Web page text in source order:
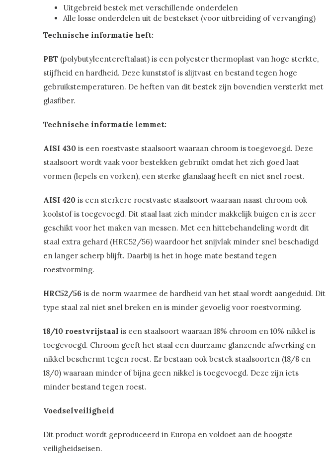
Uitgebreid bestek met verschillende onderdelen
Alle losse onderdelen uit de bestekset (voor uitbreiding of vervanging)
Technische informatie heft:
PBT (polybutyleentereftalaat) is een polyester thermoplast van hoge sterkte,
stijfheid en hardheid. Deze kunststof is slijtvast en bestand tegen hoge
gebruikstemperaturen. De heften van dit bestek zijn bovendien versterkt met
glasfiber.
Technische informatie lemmet:
AISI 430 is een roestvaste staalsoort waaraan chroom is toegevoegd. Deze
staalsoort wordt vaak voor bestekken gebruikt omdat het zich goed laat
vormen (lepels en vorken), een sterke glanslaag heeft en niet snel roest.
AISI 420 is een sterkere roestvaste staalsoort waaraan naast chroom ook
koolstof is toegevoegd. Dit staal laat zich minder makkelijk buigen en is zeer
geschikt voor het maken van messen. Met een hittebehandeling wordt dit
staal extra gehard (HRC52/56) waardoor het snijvlak minder snel beschadigd
en langer scherp blijft. Daarbij is het in hoge mate bestand tegen
roestvorming.
HRC52/56 is de norm waarmee de hardheid van het staal wordt aangeduid. Dit
type staal zal niet snel breken en is minder gevoelig voor roestvorming.
18/10 roestvrijstaal is een staalsoort waaraan 18% chroom en 10% nikkel is
toegevoegd. Chroom geeft het staal een duurzame glanzende afwerking en
nikkel beschermt tegen roest. Er bestaan ook bestek staalsoorten (18/8 en
18/0) waaraan minder of bijna geen nikkel is toegevoegd. Deze zijn iets
minder bestand tegen roest.
Voedselveiligheid
Dit product wordt geproduceerd in Europa en voldoet aan de hoogste
veiligheidseisen.